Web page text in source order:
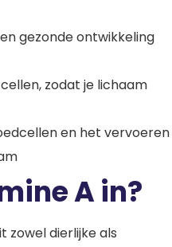
gezonde ontwikkeling
zodat je lichaam
en het vervoeren
A in?
zowel dierlijke als